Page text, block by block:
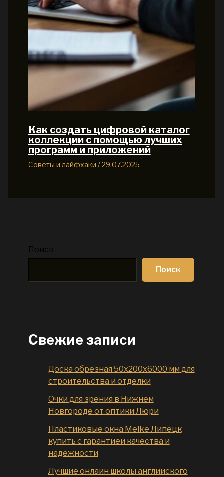
Как создать цифровой каталог
коллекции с помощью лучших
программ и приложений
Советы и лайфхаки /29.07.2025
Поиск
Поиск
Свежие записи
Доска обрезная 50x200x6000 мм для
строительства и отделки
Очки для зрения в Нижнем
Новгороде от оптики Люри
Пластиковые окна Melke Липецк
купить с гарантией качества и
надежности
Лучшие онлайн школы английского